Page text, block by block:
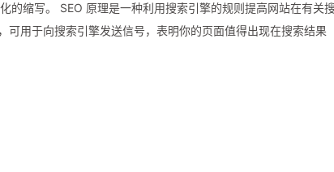
缩写。 SEO 原理是一种利用搜索引擎的规则提高网站在有关
用于向搜索引擎发送信号，表明你的页面值得出现在搜索结果